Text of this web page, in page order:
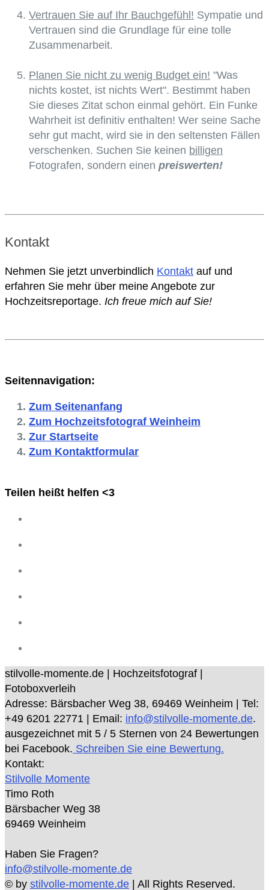
Vertrauen Sie auf Ihr Bauchgefühl! Sympatie und
Vertrauen sind die Grundlage für eine tolle
Zusammenarbeit.
Planen Sie nicht zu wenig Budget ein! "Was
nichts kostet, ist nichts Wert". Bestimmt haben
Sie dieses Zitat schon einmal gehört. Ein Funke
Wahrheit ist definitiv enthalten! Wer seine Sache
sehr gut macht, wird sie in den seltensten Fällen
verschenken. Suchen Sie keinen billigen
Fotografen, sondern einen preiswerten!
Kontakt
Nehmen Sie jetzt unverbindlich Kontakt auf und
erfahren Sie mehr über meine Angebote zur
Hochzeitsreportage. Ich freue mich auf Sie!
Seitennavigation:
Zum Seitenanfang
Zum Hochzeitsfotograf Weinheim
Zur Startseite
Zum Kontaktformular
Teilen heißt helfen <3
stilvolle-momente.de | Hochzeitsfotograf |
Fotoboxverleih
Adresse: Bärsbacher Weg 38, 69469 Weinheim | Tel:
+49 6201 22771 | Email: info@stilvolle-momente.de.
ausgezeichnet mit 5 / 5 Sternen von 24 Bewertungen
bei Facebook. Schreiben Sie eine Bewertung.
Kontakt:
Stilvolle Momente
Timo Roth
Bärsbacher Weg 38
69469 Weinheim
Haben Sie Fragen?
info@stilvolle-momente.de
© by stilvolle-momente.de | All Rights Reserved.